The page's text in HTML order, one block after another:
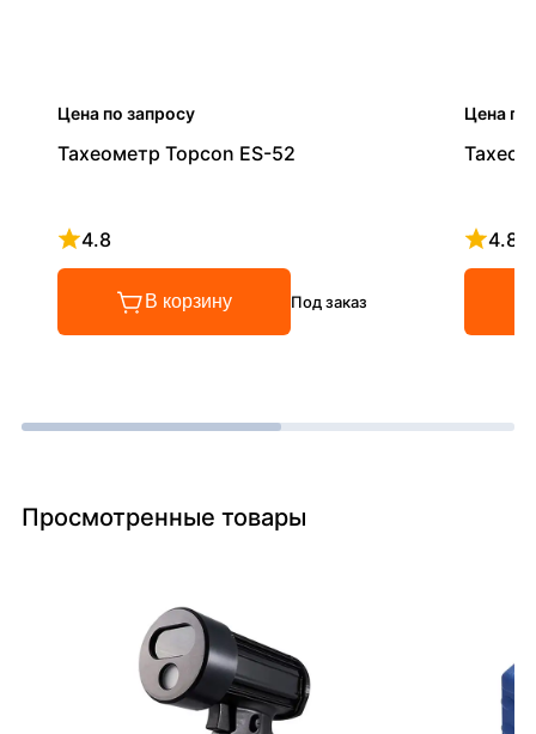
Цена по запросу
Тахеометр Topcon ES-52
4.8
Рейтинг 4.8 из 5
В корзину Под заказ
Цена по
4.8
Просмотренные товары